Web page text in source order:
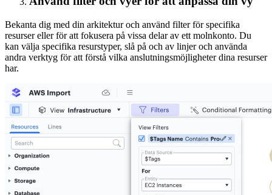
Bekanta dig med din arkitektur och använd filter för specifika
resurser eller för att fokusera på vissa delar av ett molnkonto. Du
kan välja specifika resurstyper, slå på och av linjer och använda
andra verktyg för att förstå vilka anslutningsmöjligheter dina resurser
har.